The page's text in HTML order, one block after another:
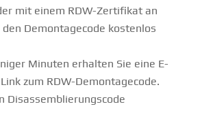
mit einem RDW-Zertifikat an
Demontagecode kostenlos
Minuten erhalten Sie eine E-
zum RDW-Demontagecode.
Disassemblierungscode